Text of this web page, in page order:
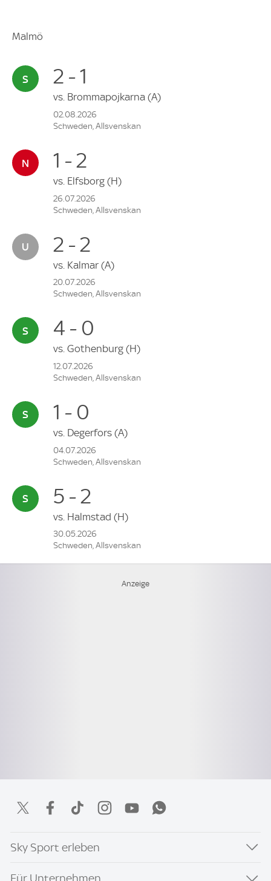
Malmö
2 - 1
vs. Brommapojkarna (A)
02.08.2026
Schweden, Allsvenskan
1 - 2
vs. Elfsborg (H)
26.07.2026
Schweden, Allsvenskan
2 - 2
vs. Kalmar (A)
20.07.2026
Schweden, Allsvenskan
4 - 0
vs. Gothenburg (H)
12.07.2026
Schweden, Allsvenskan
1 - 0
vs. Degerfors (A)
04.07.2026
Schweden, Allsvenskan
5 - 2
vs. Halmstad (H)
30.05.2026
Schweden, Allsvenskan
Sky Sport erleben
Für Unternehmen